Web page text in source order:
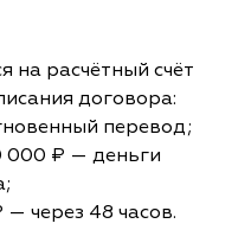
на расчётный счёт
договора:
перевод;
000 ₽ — деньги
через 48 часов.